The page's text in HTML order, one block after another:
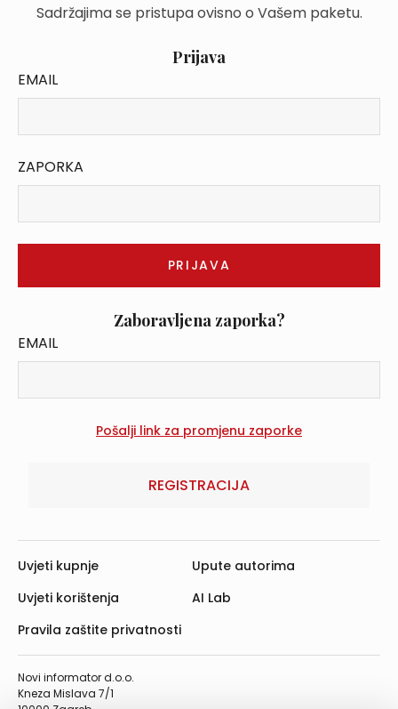
Sadržajima se pristupa ovisno o Vašem paketu.
Prijava
EMAIL
ZAPORKA
Zaboravljena zaporka?
EMAIL
REGISTRACIJA
Novi informator d.o.o.
Kneza Mislava 7/1
Uvjeti kupnje
Uvjeti korištenja
Pravila zaštite privatnosti
Upute autorima
AI Lab